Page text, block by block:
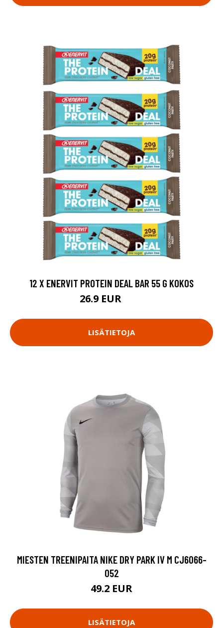
12 X ENERVIT PROTEIN DEAL BAR 55 G KOKOS
26.9 EUR
LISÄTIETOJA
MIESTEN TREENIPAITA NIKE DRY PARK IV M CJ6066-
052
49.2 EUR
LISÄTIETOJA